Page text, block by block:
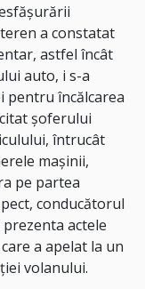
a constatat
astfel încât
auto, i s-a
pentru încălcarea
șoferului
întrucât
mașinii,
pe partea
conducătorul
actele
a apelat la un
volanului.